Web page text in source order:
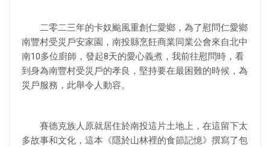
二零二三年的卡奴颱風重創仁愛鄉，為了慰問仁愛鄉
南豐村受災戶安家園，南投縣烹飪商業同業公會來自北中
南10多位廚師，發起8天的愛心義煮，我前往慰問時，看
到身為南豐村受災戶的孝良，堅持要在最困難的時候，為
災戶服務，此舉令人動容。
賽德克族人原就居住於南投這片土地上，在這留下太
多故事和文化，這本《隱於山林裡的食節記憶》撰寫了包